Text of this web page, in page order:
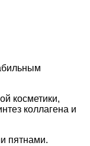
косметики,
коллагена и
пятнами.